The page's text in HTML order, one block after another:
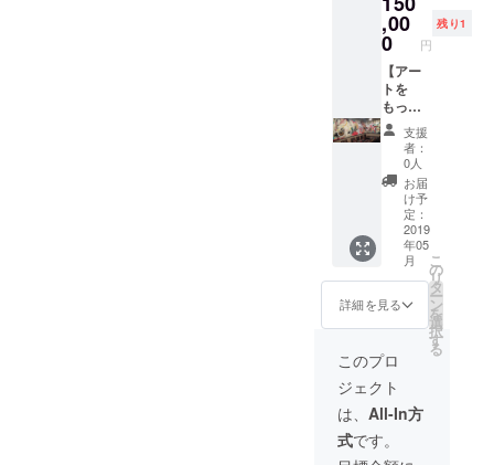
お選び
くださ
い
,00
0 円
残り1
【アー
トを
もっと
身近
に！ス
ペシャ
ル体験
コー
ス】 ★
スズキ
サアヤ
があな
たのお
店に絵
を書き
に行き
ま
す！
150,000
円 ◎お
礼の
メール
をお送
支援
者：
0人
お届
け予
定：
2019
年05
月
詳細を見る
こ
の
リ
タ
ー
ン
を
選
択
す
る
このプロ
ジェクト
は、 All-In方
式です。